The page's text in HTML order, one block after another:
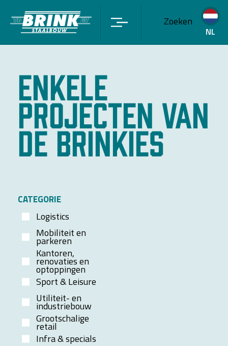
Zoeken
NL
Enkele
projecten van
de Brinkies
CATEGORIE
Logistics
Mobiliteit en
parkeren
Kantoren,
renovaties en
optoppingen
Sport & Leisure
Utiliteit- en
industriebouw
Grootschalige
retail
Infra & specials